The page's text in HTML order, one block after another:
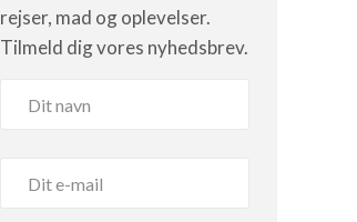
rejser, mad og oplevelser.
Tilmeld dig vores nyhedsbrev.